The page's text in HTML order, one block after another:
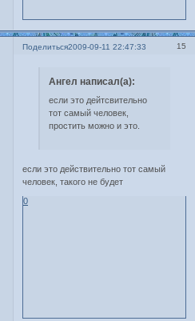
Поделиться 15
2009-09-11 22:47:33
Ангел написал(а):
если это дейтсвительно
тот самый человек,
простить можно и это.
если это действительно тот самый
человек, такого не будет
0